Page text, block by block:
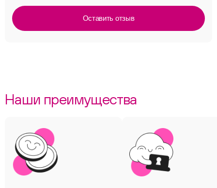
Оставить отзыв
Наши преимущества